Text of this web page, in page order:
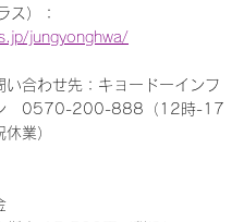
ス）：
jungyonghwa/
い合わせ先：キョードーインフ
　0570-200-888（12時-17
業）